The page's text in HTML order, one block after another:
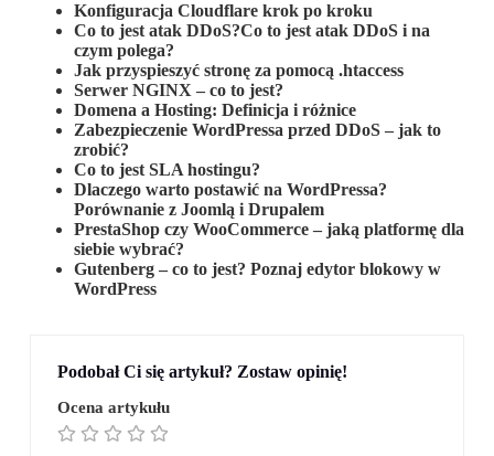
Konfiguracja Cloudflare krok po kroku
Co to jest atak DDoS?Co to jest atak DDoS i na
czym polega?
Jak przyspieszyć stronę za pomocą .htaccess
Serwer NGINX – co to jest?
Domena a Hosting: Definicja i różnice
Zabezpieczenie WordPressa przed DDoS – jak to
zrobić?
Co to jest SLA hostingu?
Dlaczego warto postawić na WordPressa?
Porównanie z Joomlą i Drupalem
PrestaShop czy WooCommerce – jaką platformę dla
siebie wybrać?
Gutenberg – co to jest? Poznaj edytor blokowy w
WordPress
Podobał Ci się artykuł? Zostaw opinię!
Ocena artykułu